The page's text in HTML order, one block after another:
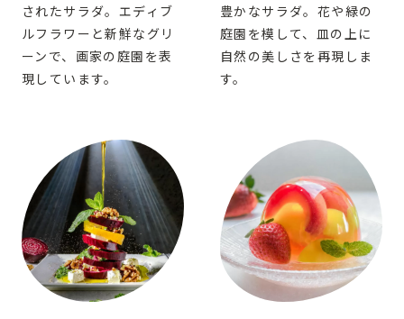
されたサラダ。エディブ
ルフラワーと新鮮なグリ
ーンで、画家の庭園を表
現しています。
豊かなサラダ。花や緑の
庭園を模して、皿の上に
自然の美しさを再現しま
す。